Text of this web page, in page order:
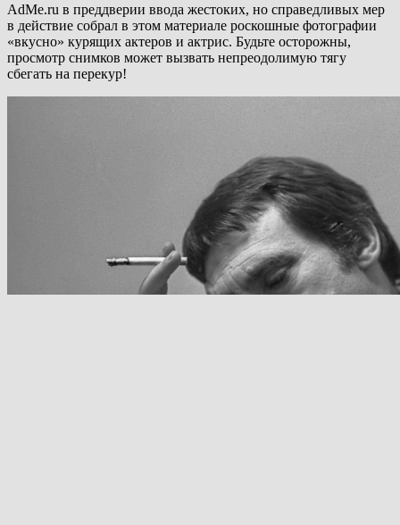
AdMe.ru в преддверии ввода жестоких, но справедливых мер
в действие собрал в этом материале роскошные фотографии
«вкусно» курящих актеров и актрис. Будьте осторожны,
просмотр снимков может вызвать непреодолимую тягу
сбегать на перекур!